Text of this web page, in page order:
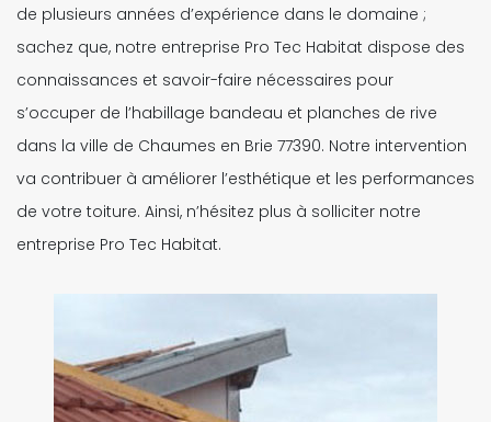
de plusieurs années d’expérience dans le domaine ;
sachez que, notre entreprise Pro Tec Habitat dispose des
connaissances et savoir-faire nécessaires pour
s’occuper de l’habillage bandeau et planches de rive
dans la ville de Chaumes en Brie 77390. Notre intervention
va contribuer à améliorer l’esthétique et les performances
de votre toiture. Ainsi, n’hésitez plus à solliciter notre
entreprise Pro Tec Habitat.